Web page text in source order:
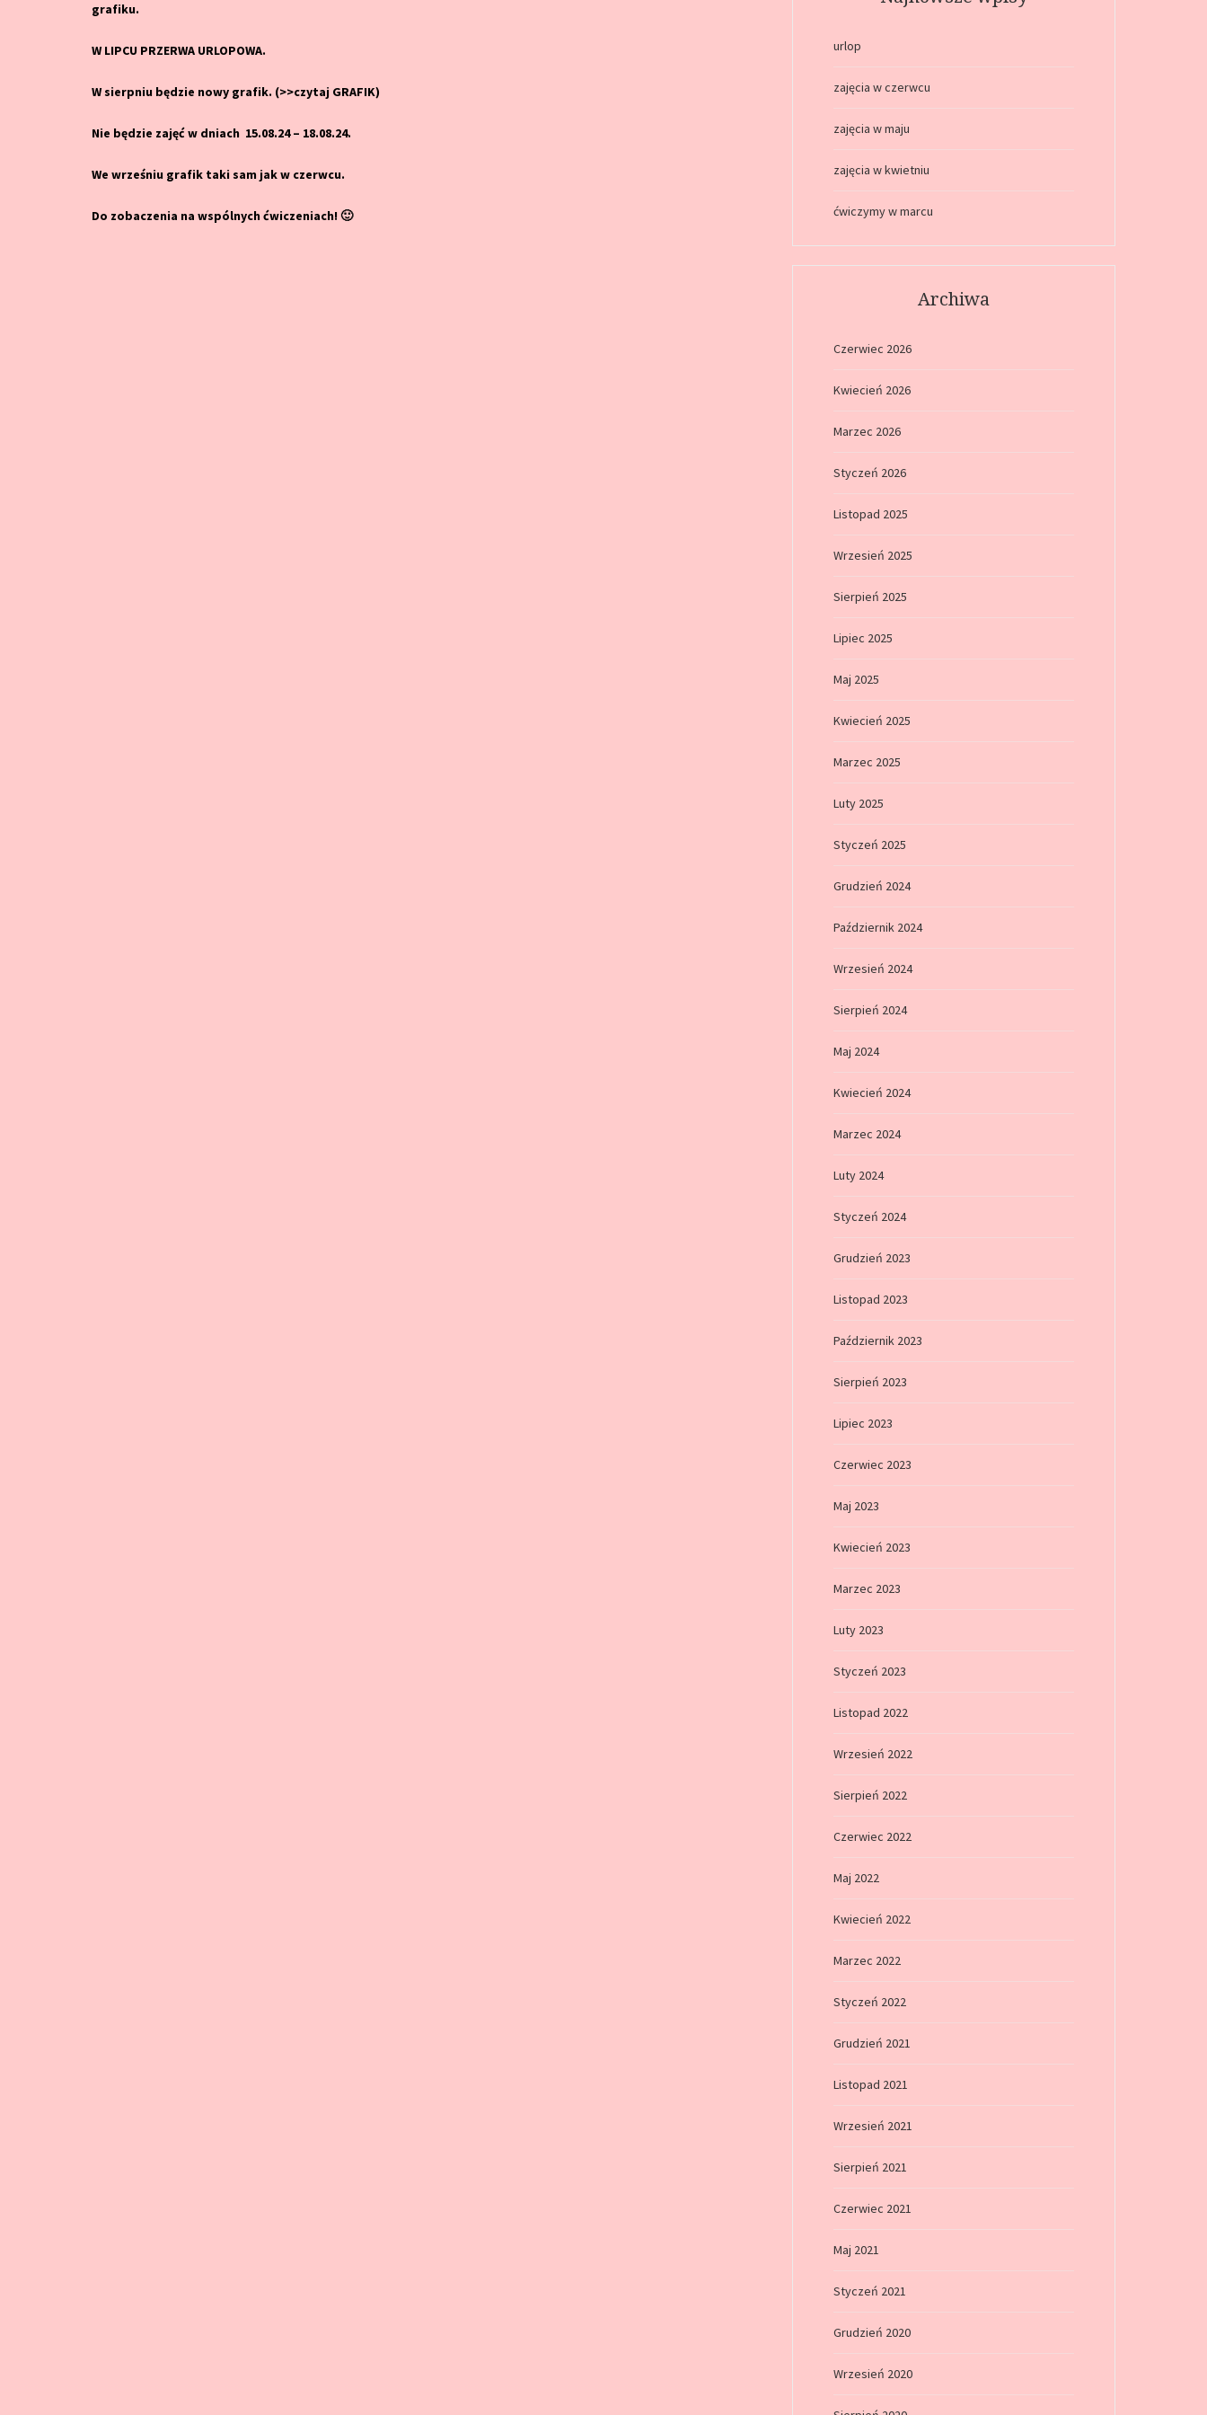
grafiku.
W LIPCU PRZERWA URLOPOWA.
W sierpniu będzie nowy grafik. (>>czytaj GRAFIK)
Nie będzie zajęć w dniach 15.08.24 – 18.08.24.
We wrześniu grafik taki sam jak w czerwcu.
Do zobaczenia na wspólnych ćwiczeniach! 🙂
urlop
zajęcia w czerwcu
zajęcia w maju
zajęcia w kwietniu
ćwiczymy w marcu
Archiwa
Czerwiec 2026
Kwiecień 2026
Marzec 2026
Styczeń 2026
Listopad 2025
Wrzesień 2025
Sierpień 2025
Lipiec 2025
Maj 2025
Kwiecień 2025
Marzec 2025
Luty 2025
Styczeń 2025
Grudzień 2024
Październik 2024
Wrzesień 2024
Sierpień 2024
Maj 2024
Kwiecień 2024
Marzec 2024
Luty 2024
Styczeń 2024
Grudzień 2023
Listopad 2023
Październik 2023
Sierpień 2023
Lipiec 2023
Czerwiec 2023
Maj 2023
Kwiecień 2023
Marzec 2023
Luty 2023
Styczeń 2023
Listopad 2022
Wrzesień 2022
Sierpień 2022
Czerwiec 2022
Maj 2022
Kwiecień 2022
Marzec 2022
Styczeń 2022
Grudzień 2021
Listopad 2021
Wrzesień 2021
Sierpień 2021
Czerwiec 2021
Maj 2021
Styczeń 2021
Grudzień 2020
Wrzesień 2020